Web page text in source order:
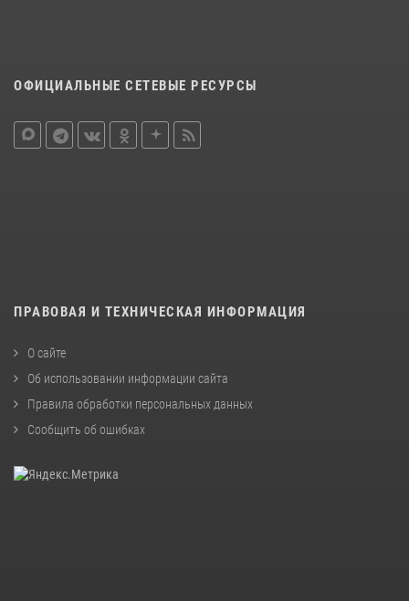
ОФИЦИАЛЬНЫЕ СЕТЕВЫЕ РЕСУРСЫ
ПРАВОВАЯ И ТЕХНИЧЕСКАЯ ИНФОРМАЦИЯ
О сайте
Об использовании информации сайта
Правила обработки персональных данных
Сообщить об ошибках